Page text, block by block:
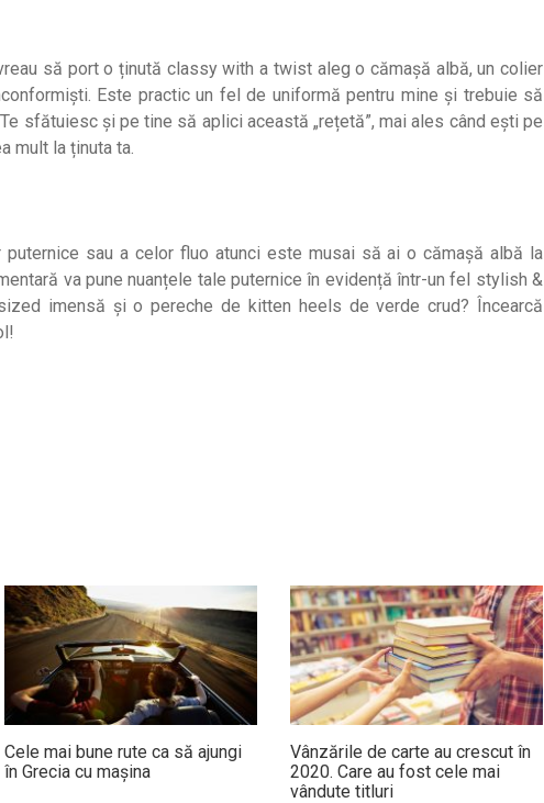
să port o ținută classy with a twist aleg o cămașă albă, un colier
Este practic un fel de uniformă pentru mine și trebuie să
sfătuiesc și pe tine să aplici această „rețetă”, mai ales când ești pe
mult la ținuta ta.
puternice sau a celor fluo atunci este musai să ai o cămașă albă la
va pune nuanțele tale puternice în evidență într-un fel stylish &
imensă și o pereche de kitten heels de verde crud? Încearcă
Cele mai bune rute ca să ajungi
în Grecia cu mașina
Vânzările de carte au crescut în
2020. Care au fost cele mai
vândute titluri